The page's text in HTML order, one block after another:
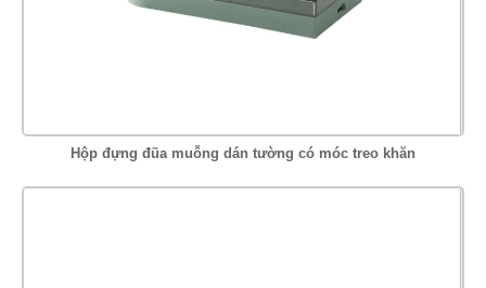
Hộp đựng đũa muỗng dán tường có móc treo khăn